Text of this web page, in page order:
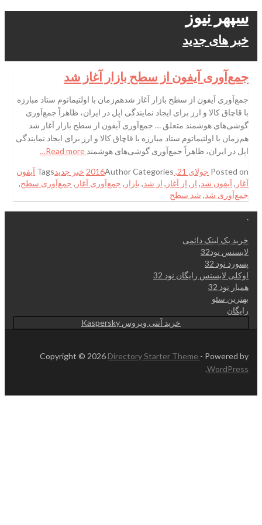
سپهر نیوز
خبر های جدید
جمع‌آوری آیفون از سطح بازار آغاز شد
جمع‌آوری آیفون از سطح بازار آغاز شدهم‌زمان با اولتیماتوم ستاد مبارزه
با قاچاق کالا و ارز برای ایجاد نمایندگی اپل در ایران، ظاهراً جمع‌آوری
گوشی‌های هوشمند متعلق … جمع‌آوری آیفون از سطح بازار آغاز شد
هم‌زمان با اولتیماتوم ستاد مبارزه با قاچاق کالا و ارز برای ایجاد نمایندگی
اپل در ایران، ظاهراً جمع‌آوری گوشی‌های هوشمند
Posted on جولای 21, 2016 AuthorCategories خبر جدیدTags آیفون
آغاز ,آیفون شد, از , از آغاز , از شد, بازار , جمع‌آوری آغاز , جمع‌آوری سطح,
جمع‌آوری شد, شد سطح
.
خرید بک لینک دائمی
لایسنس نود32
پسورد نود 32
اوکلی لایسنس رایگان نود 32
همیار نود 32
بهترین سئو
رایگان
خرید آنتی ویروس Kaspersky
Copyright © 2026 Directory Starter Theme - Powered by
WordPress
.